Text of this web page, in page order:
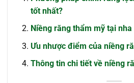
tốt nhất?
Niềng răng thẩm mỹ tại
Ưu nhược điểm của niềng
Thông tin chi tiết về niềng